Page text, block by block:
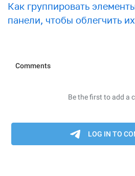
Как группировать
панели, чтобы облегчить